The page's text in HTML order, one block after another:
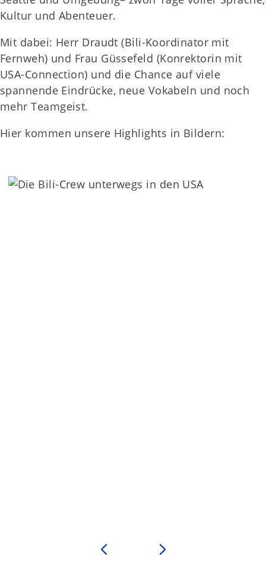
Kultur und Abenteuer.
Mit dabei: Herr Draudt (Bili-Koordinator mit
Fernweh) und Frau Güssefeld (Konrektorin mit
USA-Connection) und die Chance auf viele
spannende Eindrücke, neue Vokabeln und noch
mehr Teamgeist.
Hier kommen unsere Highlights in Bildern: